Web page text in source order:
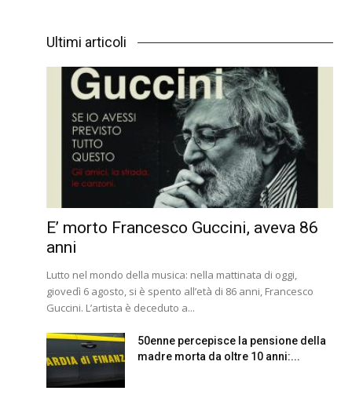
Ultimi articoli
E’ morto Francesco Guccini, aveva 86
anni
Lutto nel mondo della musica: nella mattinata di oggi,
giovedì 6 agosto, si è spento all’età di 86 anni, Francesco
Guccini. L’artista è deceduto a...
50enne percepisce la pensione della
madre morta da oltre 10 anni:...